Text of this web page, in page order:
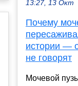
13:27, 13 Окт
Почему
истории —
не говорят
Мочевой